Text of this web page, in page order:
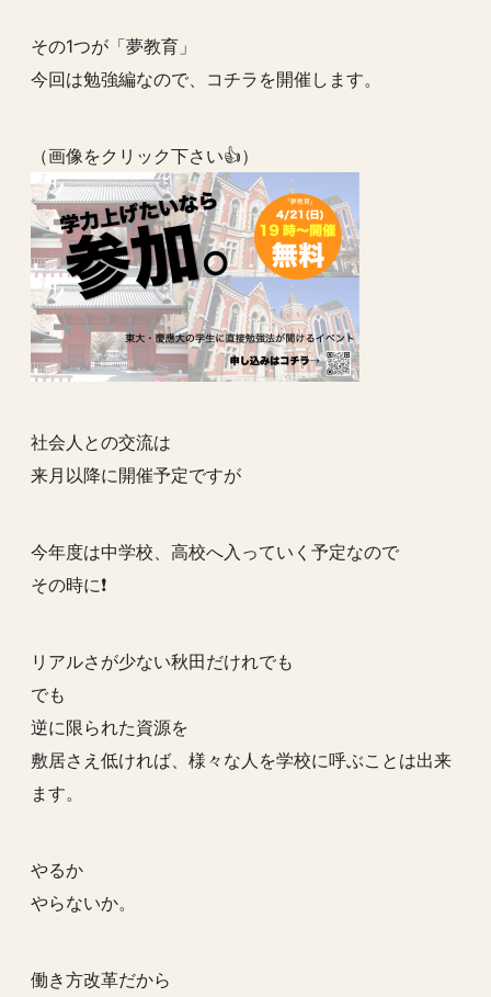
その1つが「夢教育」
今回は勉強編なので、コチラを開催します。
（画像をクリック下さい👍）
社会人との交流は
来月以降に開催予定ですが
今年度は中学校、高校へ入っていく予定なので
その時に❗️
リアルさが少ない秋田だけれでも
でも
逆に限られた資源を
敷居さえ低ければ、様々な人を学校に呼ぶことは出来
ます。
やるか
やらないか。
働き方改革だから